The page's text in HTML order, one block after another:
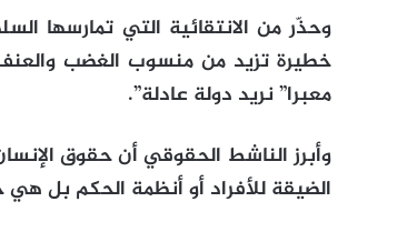
وحذّر من الانتقائية التي تمارسها
خطيرة تزيد من منسوب الغضب
معبرا” نريد دولة عادلة”.
وأبرز الناشط الحقوقي أن حقوق
الضيقة للأفراد أو أنظمة الحكم بل